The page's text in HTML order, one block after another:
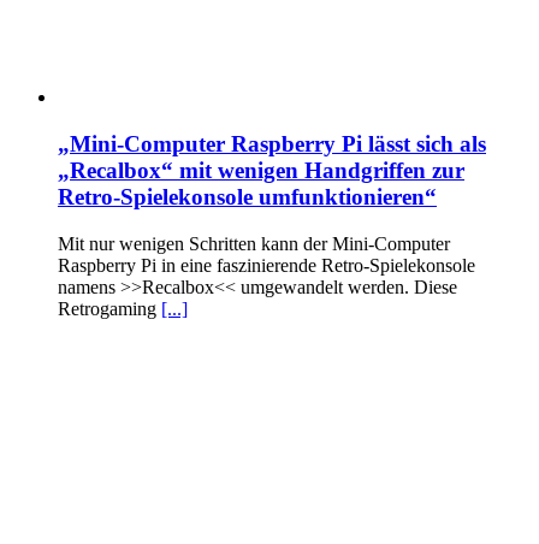
„Mini-Computer Raspberry Pi lässt sich als
„Recalbox“ mit wenigen Handgriffen zur
Retro-Spielekonsole umfunktionieren“
Mit nur wenigen Schritten kann der Mini-Computer
Raspberry Pi in eine faszinierende Retro-Spielekonsole
namens >>Recalbox<< umgewandelt werden. Diese
Retrogaming [...]